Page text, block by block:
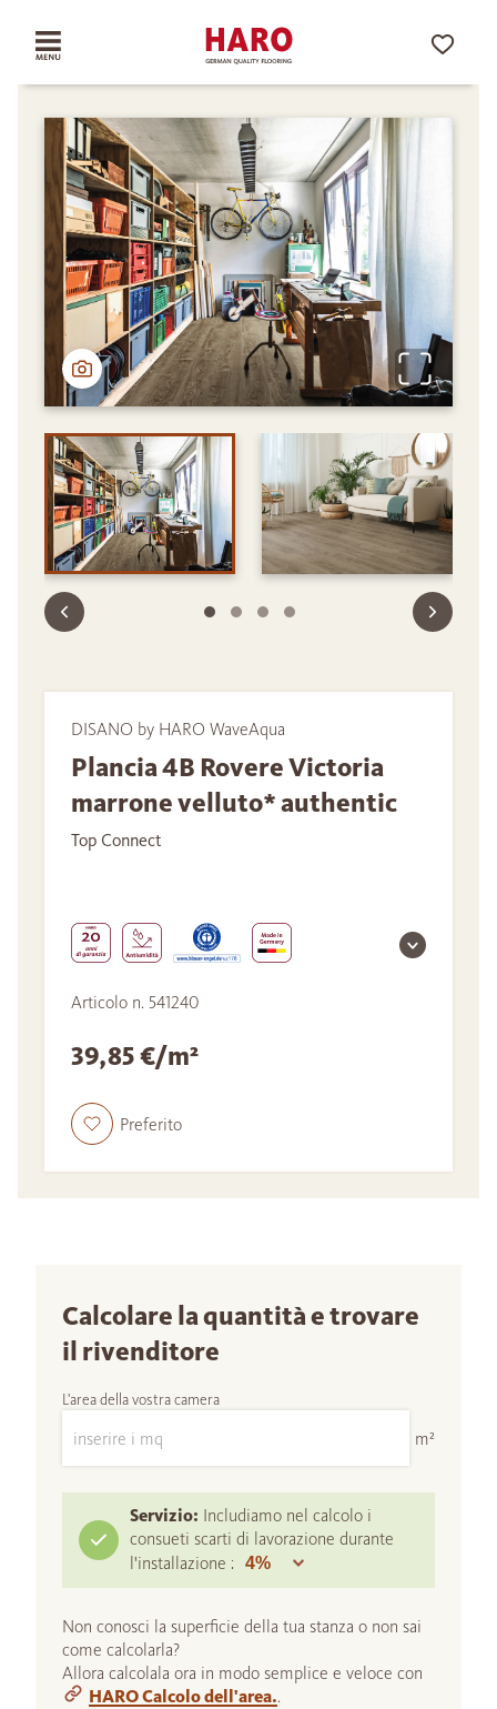
DISANO by HARO WaveAqua
Plancia 4B Rovere Victoria
marrone velluto* authentic
Top Connect
Articolo n. 541240
39,85 €/m²
Preferito
Calcolare la quantità e trovare
il rivenditore
L'area della vostra camera
m²
Servizio: Includiamo nel calcolo i
consueti scarti di lavorazione durante
l'installazione :
Non conosci la superficie della tua stanza o non sai
come calcolarla?
Allora calcolala ora in modo semplice e veloce con
HARO Calcolo dell'area..